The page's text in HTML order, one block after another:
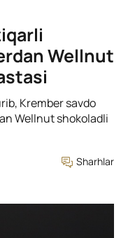
Wellnut
Krember savdo
Wellnut shokoladli
Sharhlar